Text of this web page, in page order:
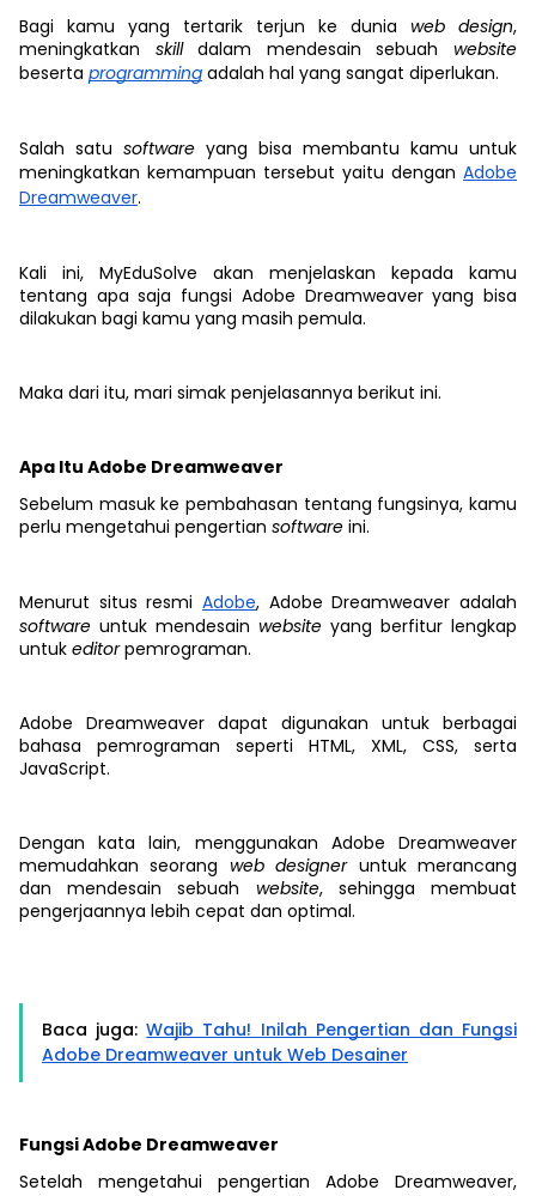
Bagi kamu yang tertarik terjun ke dunia web design,
meningkatkan skilldalam mendesain sebuahwebsite
beserta programming adalah hal yang sangat diperlukan.
Salah satu software yang bisa membantu kamu untuk
meningkatkan kemampuan tersebut yaitu dengan Adobe
Dreamweaver.
Kali ini, MyEduSolve akan menjelaskan kepada kamu
tentang apa saja fungsi Adobe Dreamweaver yang bisa
dilakukan bagi kamu yang masih pemula.
Maka dari itu, mari simak penjelasannya berikut ini.
Apa Itu Adobe Dreamweaver
Sebelum masuk ke pembahasan tentang fungsinya, kamu
perlu mengetahui pengertian software ini.
Menurut situs resmi Adobe, Adobe Dreamweaver adalah
software untuk mendesain website yang berfitur lengkap
untuk editorpemrograman.
Adobe Dreamweaver dapat digunakan untuk berbagai
bahasa pemrograman seperti HTML, XML, CSS, serta
JavaScript.
Dengan kata lain, menggunakan Adobe Dreamweaver
memudahkan seorang web designer untuk merancang
dan mendesain sebuah website, sehingga membuat
pengerjaannya lebih cepat dan optimal.
Baca juga:Wajib Tahu! Inilah Pengertian dan Fungsi
Adobe Dreamweaver untuk Web Desainer
Fungsi Adobe Dreamweaver
Setelah mengetahui pengertian Adobe Dreamweaver,